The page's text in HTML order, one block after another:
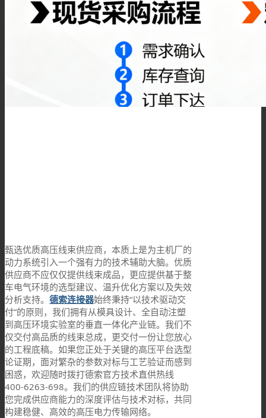
甄选优质高压线束供应商，本质上是为主机厂的
动力系统引入一个强有力的技术辅助大脑。优质
供应商不应仅仅提供线束成品，更应提供基于整
车电气环境的选型建议、温升优化方案以及失效
分析支持。 德索连接器始终秉持“以技术驱动交
付”的原则，我们拥有从模具设计、全自动注塑
到高压环境实验室的垂直一体化产业链。我们不
仅交付高品质的线束总成，更交付一份让您放心
的工程底稿。如果您正处于关键的高压平台选型
论证期，面对繁杂的参数对标与工艺验证而感到
困惑，欢迎随时拨打德索官方技术直供热线
400-6263-698。我们的供应链技术团队将协助
您完成供应商能力的深度评估与技术对标，共同
构建稳健、高效的高压电力传输网络。